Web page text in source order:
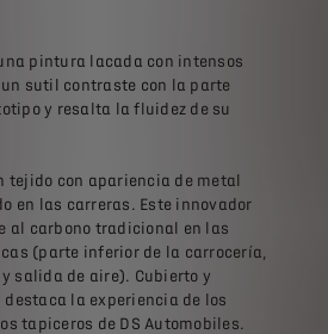
pintura lacada con intensos
sutil contraste con la parte
y resalta la fluidez de su
tejido con apariencia de metal
en las carreras. Este innovador
al carbono tradicional en las
(parte inferior de la carrocería,
salida de aire). Cubierto y
la experiencia de los
tapiceros de DS Automobiles.